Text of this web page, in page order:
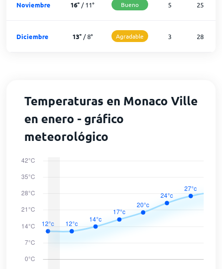
Noviembre 16° /11° Bueno 5 25
Diciembre 13°/8° Agradable 3 28
Temperaturas en Monaco Ville
en enero - gráfico
meteorológico